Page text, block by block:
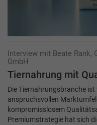
Interview mit Beate Rank,
GmbH
Tiernahrung mit
Die Tiernahrungsbranche
anspruchsvollen
kompromisslosem
Premiumstrategie hat sich